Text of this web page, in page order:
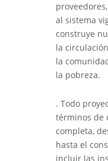
al sistema
construye
la
la
la pobreza.
. Todo
términos de
completa,
hasta el
incluir las